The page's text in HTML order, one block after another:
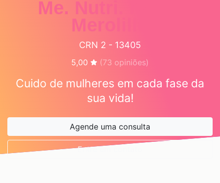
Me. Nutri. Karini
Merolillo
CRN 2 - 13405
5,00 (73 opiniões)
Cuido de mulheres em cada fase da
sua vida!
Agende uma consulta
Entre em contato